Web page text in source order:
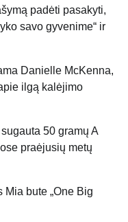
padėti pasakyti,
savo gyvenime“ ir
Danielle McKenna,
ilgą kalėjimo
50 gramų A
praėjusių metų
bute „One Big